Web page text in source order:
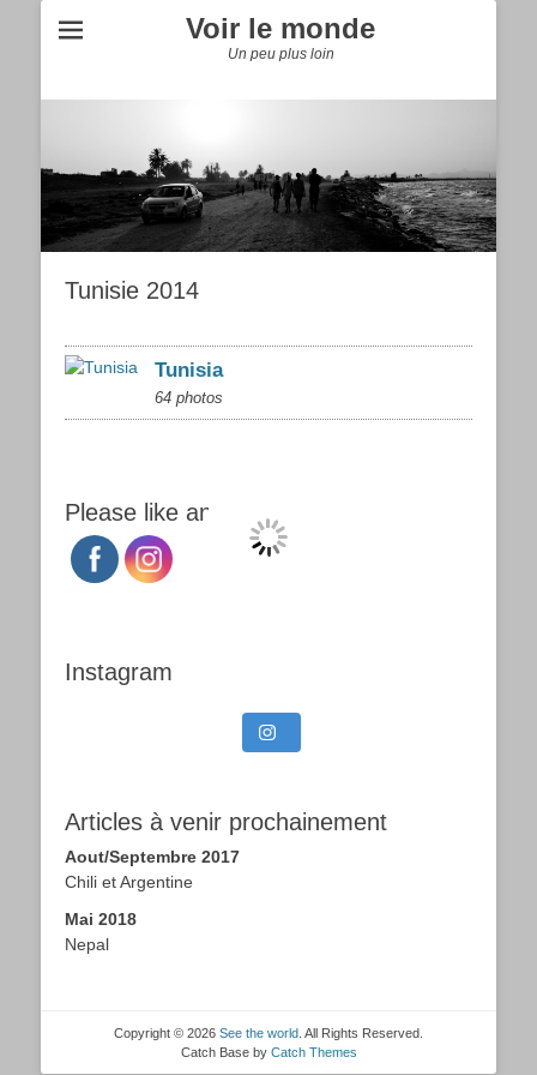
Voir le monde
Un peu plus loin
Tunisie 2014
Tunisia
64 photos
Please like and enjoy!
Instagram
Articles à venir prochainement
Aout/Septembre 2017
Chili et Argentine
Mai 2018
Nepal
Copyright © 2026 See the world. All Rights Reserved.
Catch Base by Catch Themes